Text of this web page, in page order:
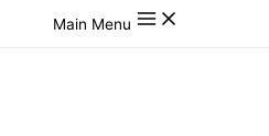
Main Menu